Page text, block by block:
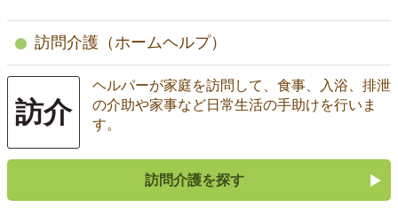
訪問介護（ホームヘルプ）
訪介
ヘルパーが家庭を訪問して、食事、入浴、排泄
の介助や家事など日常生活の手助けを行いま
す。
訪問介護を探す